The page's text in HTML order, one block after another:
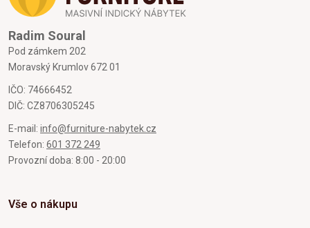
Radim Soural
Pod zámkem 202
Moravský Krumlov 672 01
IČO: 74666452
DIČ: CZ8706305245
E-mail: info@furniture-nabytek.cz
Telefon: 601 372 249
Provozní doba: 8:00 - 20:00
Vše o nákupu